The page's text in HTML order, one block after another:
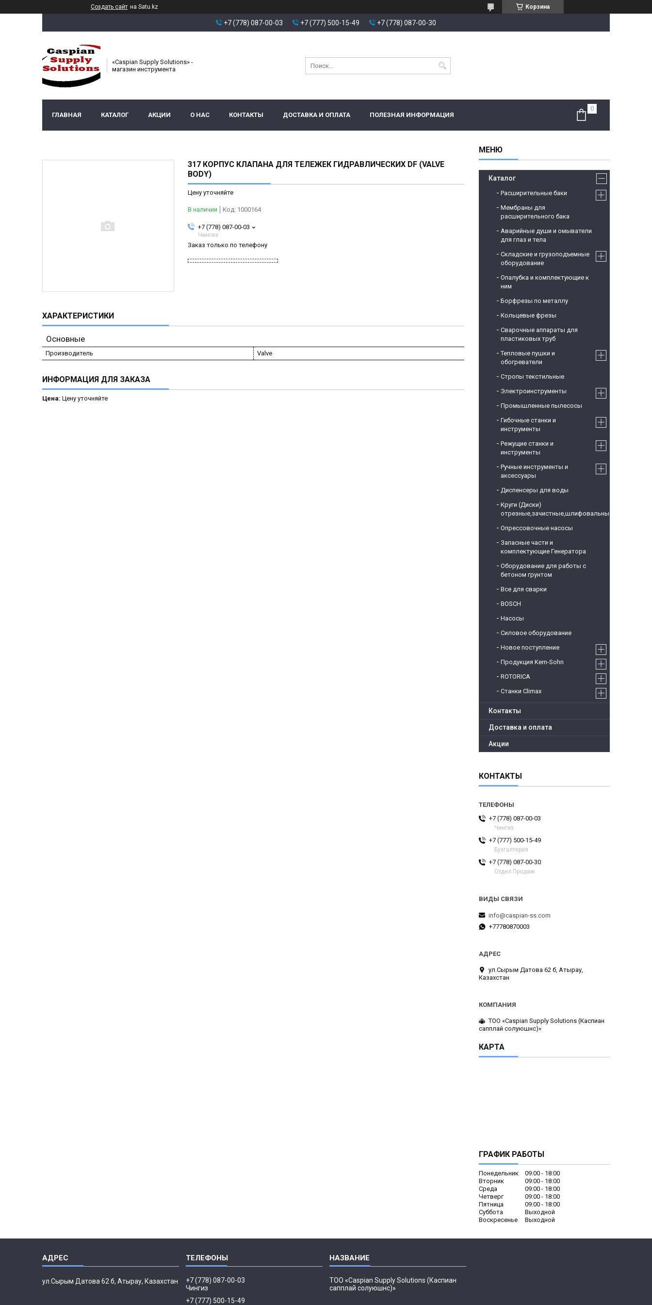
Создать сайт на Satu.kz Корзина
+7 (778) 087-00-03 +7 (777) 500-15-49 +7 (778) 087-00-30
«Caspian Supply Solutions» -
магазин инструмента
ГЛАВНАЯ КАТАЛОГ АКЦИИ О НАС КОНТАКТЫ ДОСТАВКА И ОПЛАТА ПОЛЕЗНАЯ ИНФОРМАЦИЯ
317 КОРПУС КЛАПАНА ДЛЯ ТЕЛЕЖЕК ГИДРАВЛИЧЕСКИХ DF (VALVE
BODY)
Цену уточняйте
В наличии Код: 1000164
+7 (778) 087-00-03
Чингиз
Заказ только по телефону
ХАРАКТЕРИСТИКИ
Основные
Производитель Valve
ИНФОРМАЦИЯ ДЛЯ ЗАКАЗА
Цена: Цену уточняйте
Каталог
Расширительные баки
Мембраны для
расширительного бака
Аварийные души и омыватели
для глаз и тела
Складские и грузоподъемные
оборудование
Опалубка и комплектующие к
ним
Борфрезы по металлу
Кольцевые фрезы
Сварочные аппараты для
пластиковых труб
Тепловые пушки и
обогреватели
Стропы текстильные
Электроинструменты
Промышленные пылесосы
Гибочные станки и
инструменты
Режущие станки и
инструменты
Ручные инструменты и
аксессуары
Диспенсеры для воды
Круги (Диски)
отрезные,зачистные,шлифовальные
Опрессовочные насосы
Запасные части и
комплектующие Генератора
Оборудование для работы с
бетоном грунтом
Все для сварки
BOSCH
Насосы
Силовое оборудование
Новое поступление
Продукция Kern-Sohn
ROTORICA
Станки Climax
Контакты
Доставка и оплата
Акции
КОНТАКТЫ
+7 (778) 087-00-03
Чингиз
+7 (777) 500-15-49
Бухгалтерия
+7 (778) 087-00-30
Отдел Продаж
info@caspian-ss.com
+77780870003
ул.Сырым Датова 62 б, Атырау,
Казахстан
ТОО «Caspian Supply Solutions (Каспиан
сапплай солуюшнс)»
КАРТА
ГРАФИК РАБОТЫ
Понедельник 09:00
18:00
Вторник
09:00
18:00
Среда
09:00
18:00
Четверг
09:00
18:00
Пятница
09:00
18:00
Суббота
Выходной
Воскресенье
Выходной
ул.Сырым Датова 62 б, Атырау, Казахстан
+7 (778) 087-00-03
Чингиз
+7 (777) 500-15-49
ТОО «Caspian Supply Solutions (Каспиан
сапплай солуюшнс)»